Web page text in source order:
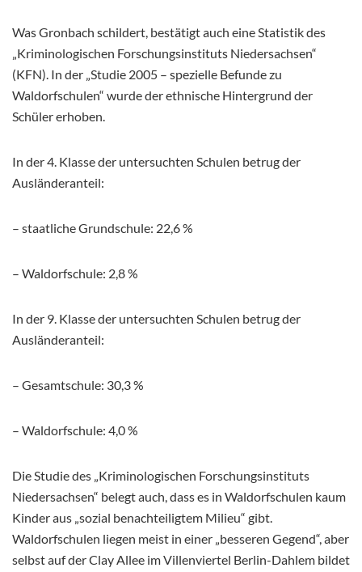
Was Gronbach schildert, bestätigt auch eine Statistik des
„Kriminologischen Forschungsinstituts Niedersachsen“
(KFN). In der „Studie 2005 – spezielle Befunde zu
Waldorfschulen“ wurde der ethnische Hintergrund der
Schüler erhoben.
In der 4. Klasse der untersuchten Schulen betrug der
Ausländeranteil:
– staatliche Grundschule: 22,6 %
– Waldorfschule: 2,8 %
In der 9. Klasse der untersuchten Schulen betrug der
Ausländeranteil:
– Gesamtschule: 30,3 %
– Waldorfschule: 4,0 %
Die Studie des „Kriminologischen Forschungsinstituts
Niedersachsen“ belegt auch, dass es in Waldorfschulen kaum
Kinder aus „sozial benachteiligtem Milieu“ gibt.
Waldorfschulen liegen meist in einer „besseren Gegend“, aber
selbst auf der Clay Allee im Villenviertel Berlin-Dahlem bildet